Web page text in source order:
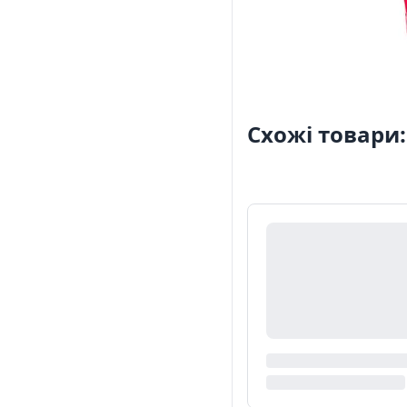
Схожі товари: